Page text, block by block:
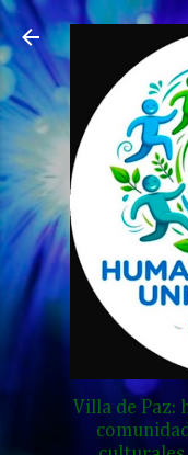
Ir al
Villa de Paz: